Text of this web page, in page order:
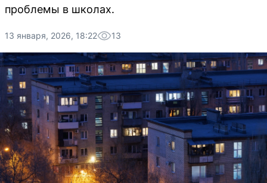
проблемы в школах.
13 января, 2026, 18:22 13